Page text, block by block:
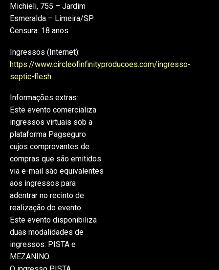
Michieli, 755 – Jardim
Esmeralda – Limeira/SP
Censura: 18 anos
Ingressos (Internet):
https://www.circleofinfinityproducoes.com/ingresso-
septic-flesh
Informações extras:
Este evento comercializa
ingressos virtuais sob a
plataforma Pagseguro
cujos comprovantes de
compras que são emitidos
via e-mail são equivalentes
aos ingressos para
adentrar no recinto de
realização do evento.
Este evento disponibiliza
duas modalidades de
ingressos: PISTA e
MEZANINO.